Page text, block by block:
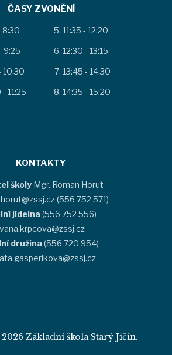
ČASY ZVONĚNÍ
8:30
9:25
10:30
11:25
11:35 - 12:20
12:30 - 13:15
13:45 - 14:30
14:35 - 15:20
KONTAKTY
školy Mgr. Roman Horut
(556 752 571)
jídelna (556 752 556)
družina (556 720 954)
Základní škola Starý Jičín.